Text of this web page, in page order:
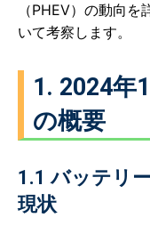
（PHEV）の動向
いて考察します。
1. 2024年
の概要
1.1 バッテリ
現状